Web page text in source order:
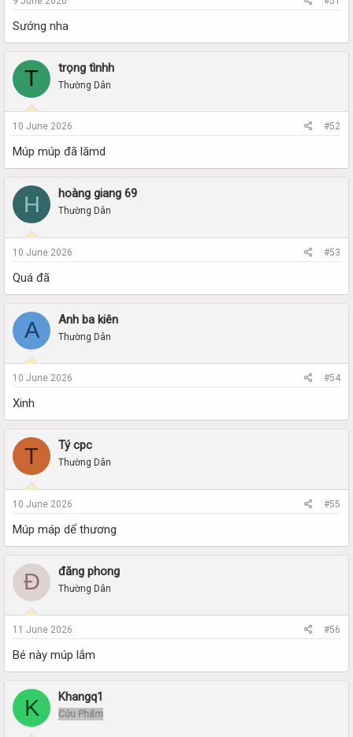
Sướng nha
T trọng tìnhh
Thường Dân
10 June 2026 #52
Múp múp đã lămd
H hoàng giang 69
Thường Dân
10 June 2026 #53
Quá đã
A Anh ba kiên
Thường Dân
10 June 2026 #54
Xinh
T Tý cpc
Thường Dân
10 June 2026 #55
Múp máp dể thương
Đ đăng phong
Thường Dân
11 June 2026 #56
Bé này múp lắm
K Khangq1
Cửu Phẩm